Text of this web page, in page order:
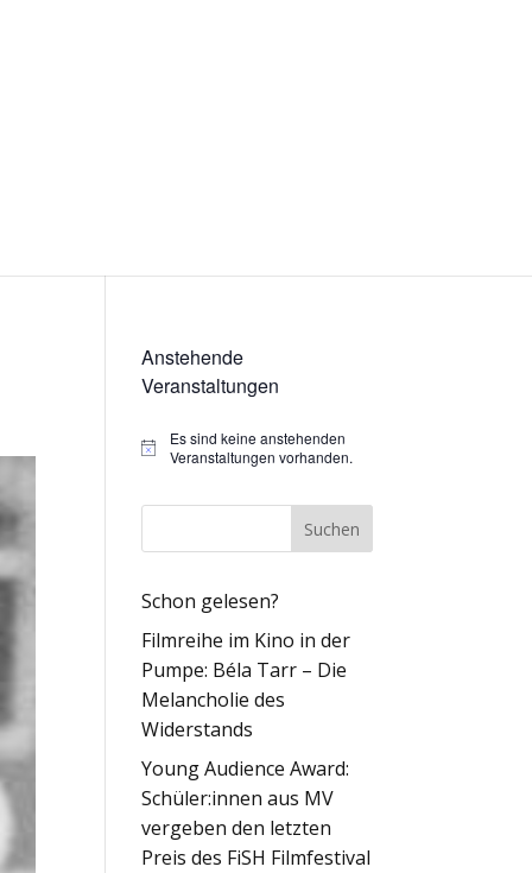
Anstehende
Veranstaltungen
Hinweis
Es sind keine anstehenden
Veranstaltungen vorhanden.
Schon gelesen?
Filmreihe im Kino in der
Pumpe: Béla Tarr – Die
Melancholie des
Widerstands
Young Audience Award:
Schüler:innen aus MV
vergeben den letzten
Preis des FiSH Filmfestival